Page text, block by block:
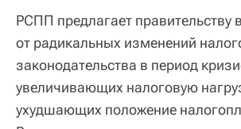
РСПП предлагает правительству
от радикальных изменений
законодательства в период
увеличивающих налоговую
ухудшающих положение